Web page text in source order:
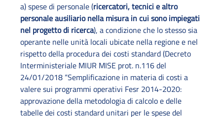
a) spese di personale (ricercatori, tecnici e altro
personale ausiliario nella misura in cui sono impiegati
nel progetto di ricerca), a condizione che lo stesso sia
operante nelle unità locali ubicate nella regione e nel
rispetto della procedura dei costi standard (Decreto
Interministeriale MIUR MISE prot. n.116 del
24/01/2018 “Semplificazione in materia di costi a
valere sui programmi operativi Fesr 2014-2020:
approvazione della metodologia di calcolo e delle
tabelle dei costi standard unitari per le spese del